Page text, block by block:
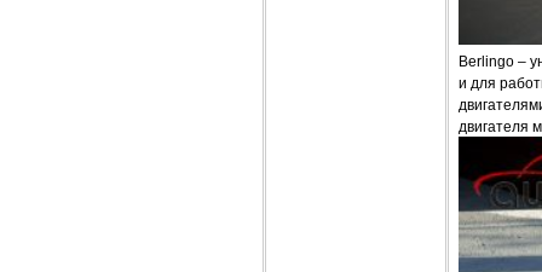
Вerlingo –
и для
двигателя